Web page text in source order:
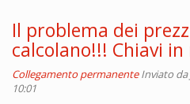
Il problema dei
calcolano!!! Chiavi in
Collegamento permanente Inviato da
10:01